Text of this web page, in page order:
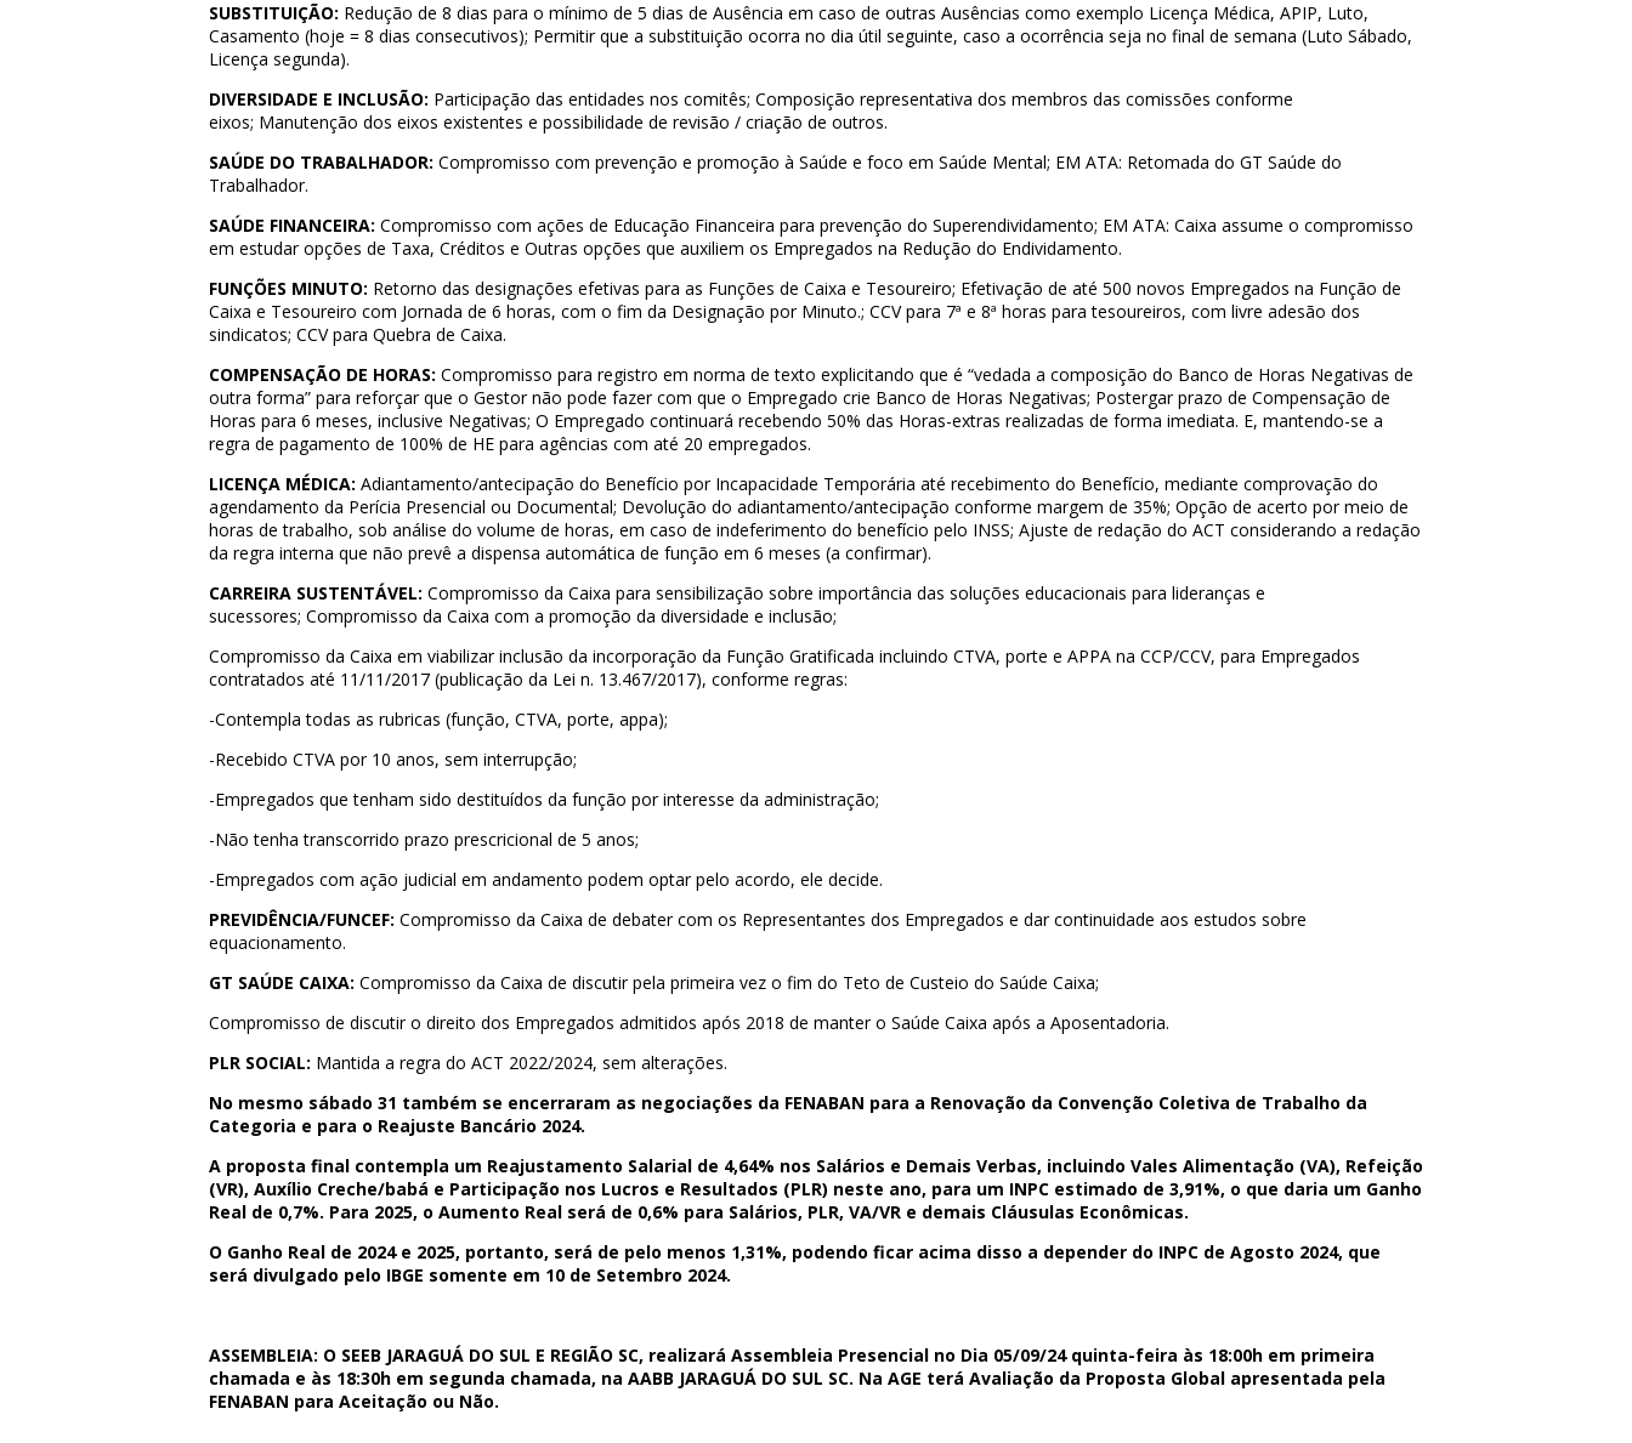
SUBSTITUIÇÃO: Redução de 8 dias para o mínimo de 5 dias de Ausência em caso de outras Ausências como exemplo Licença Médica, APIP, Luto,
Casamento (hoje = 8 dias consecutivos); Permitir que a substituição ocorra no dia útil seguinte, caso a ocorrência seja no final de semana (Luto Sábado,
Licença segunda).
DIVERSIDADE E INCLUSÃO: Participação das entidades nos comitês; Composição representativa dos membros das comissões conforme
eixos; Manutenção dos eixos existentes e possibilidade de revisão / criação de outros.
SAÚDE DO TRABALHADOR: Compromisso com prevenção e promoção à Saúde e foco em Saúde Mental; EM ATA: Retomada do GT Saúde do
Trabalhador.
SAÚDE FINANCEIRA: Compromisso com ações de Educação Financeira para prevenção do Superendividamento; EM ATA: Caixa assume o compromisso
em estudar opções de Taxa, Créditos e Outras opções que auxiliem os Empregados na Redução do Endividamento.
FUNÇÕES MINUTO: Retorno das designações efetivas para as Funções de Caixa e Tesoureiro; Efetivação de até 500 novos Empregados na Função de
Caixa e Tesoureiro com Jornada de 6 horas, com o fim da Designação por Minuto.; CCV para 7ª e 8ª horas para tesoureiros, com livre adesão dos
sindicatos; CCV para Quebra de Caixa.
COMPENSAÇÃO DE HORAS: Compromisso para registro em norma de texto explicitando que é “vedada a composição do Banco de Horas Negativas de
outra forma” para reforçar que o Gestor não pode fazer com que o Empregado crie Banco de Horas Negativas; Postergar prazo de Compensação de
Horas para 6 meses, inclusive Negativas; O Empregado continuará recebendo 50% das Horas-extras realizadas de forma imediata. E, mantendo-se a
regra de pagamento de 100% de HE para agências com até 20 empregados.
LICENÇA MÉDICA: Adiantamento/antecipação do Benefício por Incapacidade Temporária até recebimento do Benefício, mediante comprovação do
agendamento da Perícia Presencial ou Documental; Devolução do adiantamento/antecipação conforme margem de 35%; Opção de acerto por meio de
horas de trabalho, sob análise do volume de horas, em caso de indeferimento do benefício pelo INSS; Ajuste de redação do ACT considerando a redação
da regra interna que não prevê a dispensa automática de função em 6 meses (a confirmar).
CARREIRA SUSTENTÁVEL: Compromisso da Caixa para sensibilização sobre importância das soluções educacionais para lideranças e
sucessores; Compromisso da Caixa com a promoção da diversidade e inclusão;
Compromisso da Caixa em viabilizar inclusão da incorporação da Função Gratificada incluindo CTVA, porte e APPA na CCP/CCV, para Empregados
contratados até 11/11/2017 (publicação da Lei n. 13.467/2017), conforme regras:
-Contempla todas as rubricas (função, CTVA, porte, appa);
-Recebido CTVA por 10 anos, sem interrupção;
-Empregados que tenham sido destituídos da função por interesse da administração;
-Não tenha transcorrido prazo prescricional de 5 anos;
-Empregados com ação judicial em andamento podem optar pelo acordo, ele decide.
PREVIDÊNCIA/FUNCEF: Compromisso da Caixa de debater com os Representantes dos Empregados e dar continuidade aos estudos sobre
equacionamento.
GT SAÚDE CAIXA: Compromisso da Caixa de discutir pela primeira vez o fim do Teto de Custeio do Saúde Caixa;
Compromisso de discutir o direito dos Empregados admitidos após 2018 de manter o Saúde Caixa após a Aposentadoria.
PLR SOCIAL: Mantida a regra do ACT 2022/2024, sem alterações.
No mesmo sábado 31 também se encerraram as negociações da FENABAN para a Renovação da Convenção Coletiva de Trabalho da
Categoria e para o Reajuste Bancário 2024.
A proposta final contempla um Reajustamento Salarial de 4,64% nos Salários e Demais Verbas, incluindo Vales Alimentação (VA), Refeição
(VR), Auxílio Creche/babá e Participação nos Lucros e Resultados (PLR) neste ano, para um INPC estimado de 3,91%, o que daria um Ganho
Real de 0,7%. Para 2025, o Aumento Real será de 0,6% para Salários, PLR, VA/VR e demais Cláusulas Econômicas.
O Ganho Real de 2024 e 2025, portanto, será de pelo menos 1,31%, podendo ficar acima disso a depender do INPC de Agosto 2024, que
será divulgado pelo IBGE somente em 10 de Setembro 2024.
ASSEMBLEIA: O SEEB JARAGUÁ DO SUL E REGIÃO SC, realizará Assembleia Presencial no Dia 05/09/24 quinta-feira às 18:00h em primeira
chamada e às 18:30h em segunda chamada, na AABB JARAGUÁ DO SUL SC. Na AGE terá Avaliação da Proposta Global apresentada pela
FENABAN para Aceitação ou Não.